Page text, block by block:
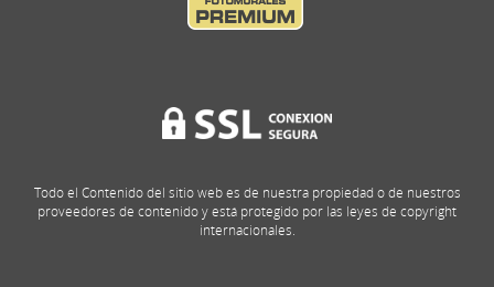
Todo el Contenido del sitio web es de nuestra propiedad o de nuestros
proveedores de contenido y está protegido por las leyes de copyright
internacionales.